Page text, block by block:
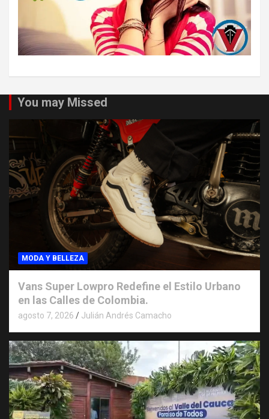
You may Missed
MODA Y BELLEZA
Vans Super Lowpro Redefine el Estilo Urbano
en las Calles de Colombia.
agosto 7, 2026 Julián Andrés Camacho